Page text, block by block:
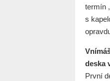
termín
s
deska
První